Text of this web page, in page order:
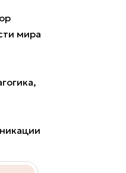
мира